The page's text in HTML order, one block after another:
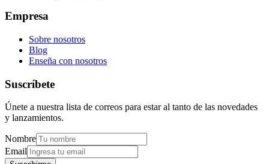
Empresa
Sobre nosotros
Blog
Enseña con nosotros
Suscríbete
Únete a nuestra lista de correos para estar al tanto de las novedades
y lanzamientos.
Nombre
Email